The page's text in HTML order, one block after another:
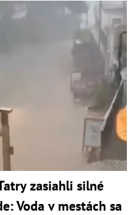
zasiahli silné
Voda v mestách sa